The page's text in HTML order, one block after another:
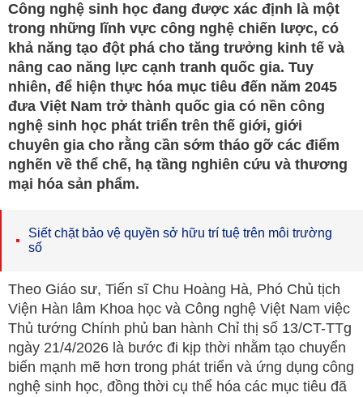
Công nghệ sinh học đang được xác định là một
trong những lĩnh vực công nghệ chiến lược, có
khả năng tạo đột phá cho tăng trưởng kinh tế và
nâng cao năng lực cạnh tranh quốc gia. Tuy
nhiên, để hiện thực hóa mục tiêu đến năm 2045
đưa Việt Nam trở thành quốc gia có nền công
nghệ sinh học phát triển trên thế giới, giới
chuyên gia cho rằng cần sớm tháo gỡ các điểm
nghẽn về thể chế, hạ tầng nghiên cứu và thương
mại hóa sản phẩm.
Siết chặt bảo vệ quyền sở hữu trí tuệ trên môi trường
số
Theo Giáo sư, Tiến sĩ Chu Hoàng Hà, Phó Chủ tịch
Viện Hàn lâm Khoa học và Công nghệ Việt Nam việc
Thủ tướng Chính phủ ban hành Chỉ thị số 13/CT-TTg
ngày 21/4/2026 là bước đi kịp thời nhằm tạo chuyển
biến mạnh mẽ hơn trong phát triển và ứng dụng công
nghệ sinh học, đồng thời cụ thể hóa các mục tiêu đã